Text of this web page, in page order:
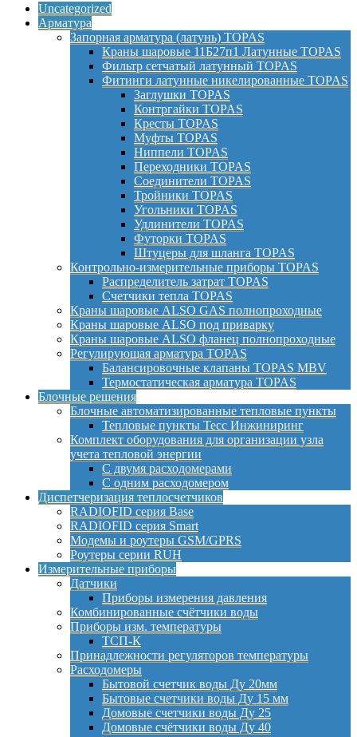
Uncategorized
Арматура
Запорная арматура (латунь) TOPAS
Краны шаровые 11Б27п1 Латунные TOPAS
Фильтр сетчатый латунный TOPAS
Фитинги латунные никелированные TOPAS
Заглушки TOPAS
Контргайки TOPAS
Кресты TOPAS
Муфты TOPAS
Ниппели TOPAS
Переходники TOPAS
Соединители TOPAS
Тройники TOPAS
Угольники TOPAS
Удлинители TOPAS
Футорки TOPAS
Штуцеры для шланга TOPAS
Контрольно-измерительные приборы TOPAS
Распределитель затрат TOPAS
Счетчики тепла TOPAS
Краны шаровые ALSO GAS полнопроходные
Краны шаровые ALSO под приварку
Краны шаровые ALSO фланец полнопроходные
Регулирующая арматура TOPAS
Балансировочные клапаны TOPAS MBV
Термостатическая арматура TOPAS
Блочные решения
Блочные автоматизированные тепловые пункты
Тепловые пункты Тесс Инжиниринг
Комплект оборудования для организации узла
учета тепловой энергии
С двумя расходомерами
С одним расходомером
Диспетчеризация теплосчетчиков
RADIOFID серия Base
RADIOFID серия Smart
Модемы и роутеры GSM/GPRS
Роутеры серии RUH
Измерительные приборы
Датчики
Приборы измерения давления
Комбинированные счётчики воды
Приборы изм. температуры
ТСП-К
Принадлежности регуляторов температуры
Расходомеры
Бытовой счетчик воды Ду 20мм
Бытовые счетчики воды Ду 15 мм
Домовые счетчики воды Ду 25
Домовые счётчики воды Ду 40